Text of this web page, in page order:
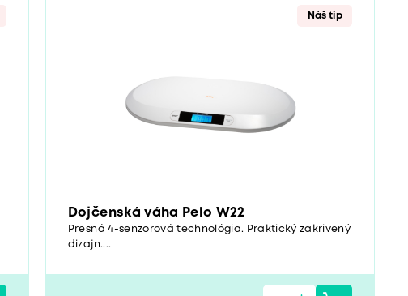
Náš tip
Dojčenská váha Pelo W22
Presná 4-senzorová technológia. Praktický zakrivený
dizajn....